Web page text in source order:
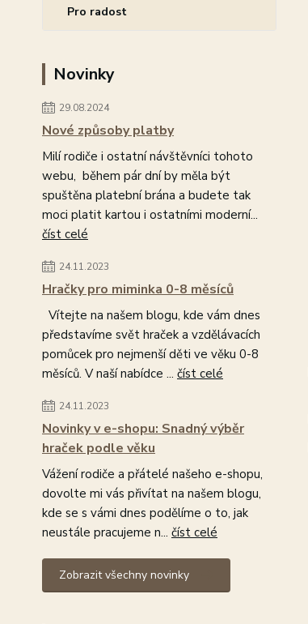
Pro radost
Novinky
29.08.2024
Nové způsoby platby
Milí rodiče i ostatní návštěvníci tohoto
webu, během pár dní by měla být
spuštěna platební brána a budete tak
moci platit kartou i ostatními moderní...
číst celé
24.11.2023
Hračky pro miminka 0-8 měsíců
Vítejte na našem blogu, kde vám dnes
představíme svět hraček a vzdělávacích
pomůcek pro nejmenší děti ve věku 0-8
měsíců. V naší nabídce ... číst celé
24.11.2023
Novinky v e-shopu: Snadný výběr
hraček podle věku
Vážení rodiče a přátelé našeho e-shopu,
dovolte mi vás přivítat na našem blogu,
kde se s vámi dnes podělíme o to, jak
neustále pracujeme n... číst celé
Zobrazit všechny novinky